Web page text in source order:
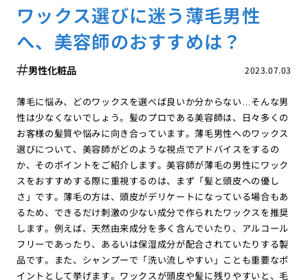
ワックス選びに迷う薄毛男性
へ、美容師のおすすめは？
2023.07.03
男性化粧品
薄毛に悩み、どのワックスを選べば良いか分からない…そんな男
性は少なくないでしょう。髪のプロである美容師は、日々多くの
お客様の髪質や悩みに向き合っています。薄毛男性へのワックス
選びについて、美容師がどのような視点でアドバイスをするの
か、そのポイントをご紹介します。美容師が薄毛の男性にワック
スをおすすめする際に重視するのは、まず「髪と頭皮への優し
さ」です。薄毛の方は、頭皮がデリケートになっている場合もあ
るため、できるだけ刺激の少ない成分で作られたワックスを推奨
します。例えば、天然由来成分を多く含んでいたり、アルコール
フリーであったり、あるいは保湿成分が配合されていたりする製
品です。また、シャンプーで「洗い流しやすい」ことも重要なポ
イントとして挙げます。ワックスが頭皮や髪に残りやすいと、毛